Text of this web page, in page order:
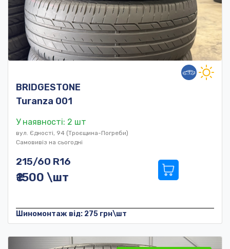
BRIDGESTONE
Turanza 001
У наявності: 2 шт
вул. Єдності, 94 (Троєщина-Погреби)
Самовивіз на сьогодні
215/60 R16
₴1500 \шт
Шиномонтаж від: 275 грн\шт